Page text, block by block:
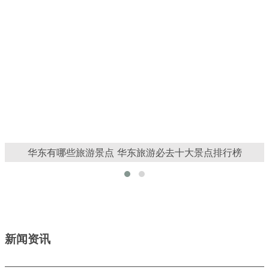
华东有哪些旅游景点 华东旅游必去十大景点排行榜
新闻资讯